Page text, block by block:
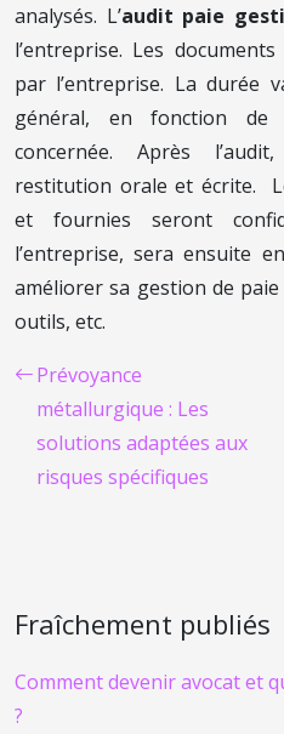
analysés. L’audit paie
l’entreprise. Les
par l’entreprise. La durée
général, en fonction de
concernée. Après
restitution orale et écrite.
et fournies seront
l’entreprise, sera ensuite
améliorer sa gestion de
outils, etc.
Prévoyance
métallurgique : Les
solutions adaptées aux
risques spécifiques
Fraîchement publiés
Comment devenir avocat et
?